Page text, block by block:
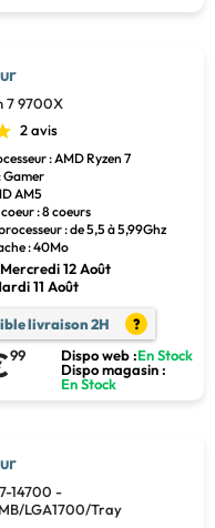
7 9700X
2 avis
: AMD Ryzen 7
AM5
: 8 coeurs
: de 5,5 à 5,99Ghz
: 40Mo
Mercredi 12 Août
11 Août
livraison 2H ?
99 Dispo web :En Stock
Dispo magasin :
En Stock
14700 -
LGA1700/Tray